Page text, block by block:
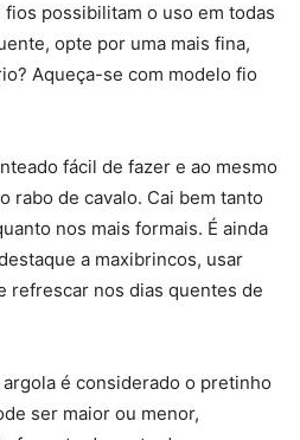
possibilitam o uso em todas
opte por uma mais fina,
Aqueça-se com modelo fio
fácil de fazer e ao mesmo
rabo de cavalo. Cai bem tanto
nos mais formais. É ainda
a maxibrincos, usar
refrescar nos dias quentes de
argola é considerado o pretinho
ser maior ou menor,